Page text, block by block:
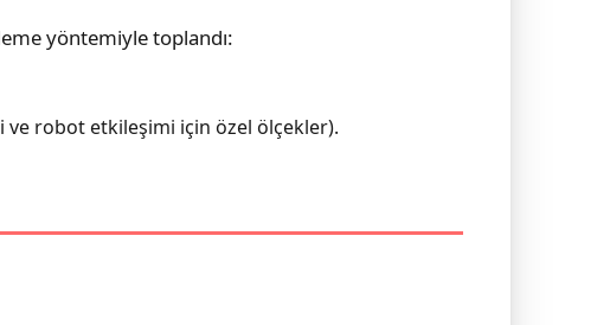
yöntemiyle toplandı:
ve robot etkileşimi için özel ölçekler).